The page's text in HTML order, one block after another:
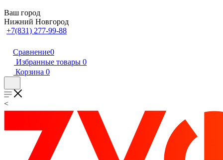
Ваш город
Нижний Новгород
+7(831) 277-99-88
Сравнение0
Избранные товары 0
Корзина 0
<